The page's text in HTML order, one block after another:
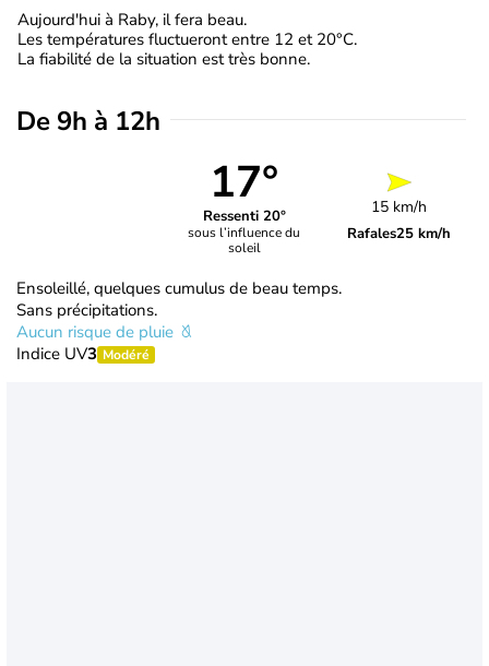
Aujourd'hui à Raby, il fera beau.
Les températures fluctueront entre 12 et 20°C.
La fiabilité de la situation est très bonne.
De 9h à 12h
17°
Ressenti 20°
sous l’influence du
soleil
15 km/h
Rafales25 km/h
Ensoleillé, quelques cumulus de beau temps.
Sans précipitations.
Aucun risque de pluie
Indice UV3 Modéré